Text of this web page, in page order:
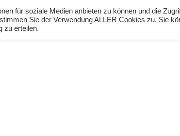
Newsletter Datenschutzerklärung
für soziale Medien anbieten zu können und die
Sie der Verwendung ALLER Cookies zu. Sie
zu erteilen.